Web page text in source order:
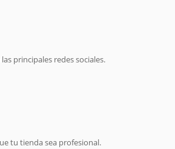
principales redes sociales.
tu tienda sea profesional.